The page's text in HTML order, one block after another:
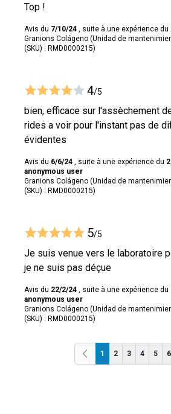
Top !
Avis du 7/10/24 , suite à une expérience du
Granions Colágeno (Unidad de
(SKU) : RMD0000215)
4/5
bien, efficace sur l'assèchement
rides a voir pour l'instant pas de
évidentes
Avis du 6/6/24 , suite à une expérience du
anonymous user
Granions Colágeno (Unidad de
(SKU) : RMD0000215)
5/5
Je suis venue vers le laboratoire
je ne suis pas déçue
Avis du 22/2/24 , suite à une expérience du
anonymous user
Granions Colágeno (Unidad de
(SKU) : RMD0000215)
Anterior
1 2 3 4 5 6